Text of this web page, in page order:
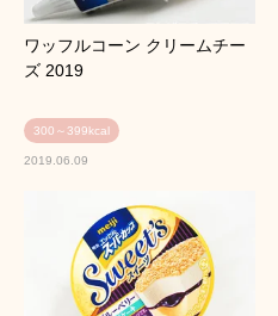
ワッフルコーン クリームチー
ズ 2019
300～399kcal
2019.06.09